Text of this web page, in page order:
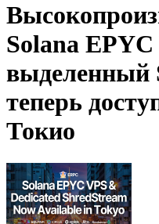
Solana
выделенный
теперь
Токио